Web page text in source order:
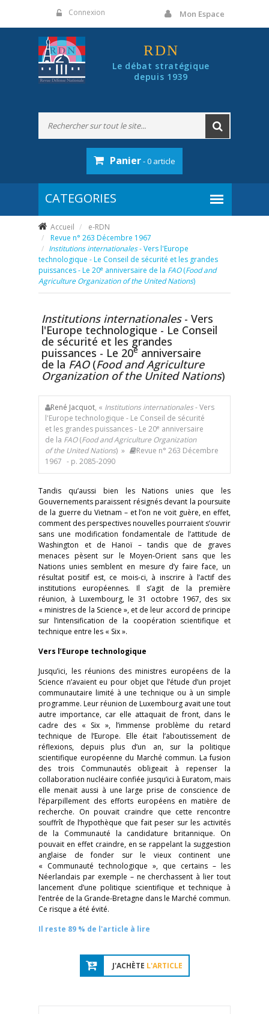
Connexion Mon Espace
RDN
Le débat stratégique
depuis 1939
Panier- 0 article
Accueil
e-RDN
Revue n° 263 Décembre 1967
Institutions internationales- Vers l'Europe
technologique - Le Conseil de sécurité et les grandes
puissances - Le 20e anniversaire de la FAO(Food and
Agriculture Organization of the United Nations)
Institutions internationales - Vers
l'Europe technologique - Le Conseil
de sécurité et les grandes
puissances - Le 20e anniversaire
de la FAO (Food and Agriculture
Organization of the United Nations)
René Jacquot, « Institutions internationales- Vers
l'Europe technologique - Le Conseil de sécurité
et les grandes puissances - Le 20e anniversaire
de la FAO(Food and Agriculture Organization
of the United Nations) »
Revue n° 263 Décembre
1967 - p. 2085-2090
Tandis qu’aussi bien les Nations unies que les
Gouvernements paraissent résignés devant la poursuite
de la guerre du Vietnam – et l’on ne voit guère, en effet,
comment des perspectives nouvelles pourraient s’ouvrir
sans une modification fondamentale de l’attitude de
Washington et de Hanoï – tandis que de graves
menaces pèsent sur le Moyen-Orient sans que les
Nations unies semblent en mesure d’y faire face, un
résultat positif est, ce mois-ci, à inscrire à l’actif des
institutions européennes. Il s’agit de la première
réunion, à Luxembourg, le 31 octobre 1967, des six
« ministres de la Science », et de leur accord de principe
sur l’intensification de la coopération scientifique et
technique entre les « Six ».
Vers l’Europe technologique
Jusqu’ici, les réunions des ministres européens de la
Science n’avaient eu pour objet que l’étude d’un projet
communautaire limité à une technique ou à un simple
programme. Leur réunion de Luxembourg avait une tout
autre importance, car elle attaquait de front, dans le
cadre des « Six », l’immense problème du retard
technique de l’Europe. Elle était l’aboutissement de
réflexions, depuis plus d’un an, sur la politique
scientifique européenne du Marché commun. La fusion
des trois Communautés obligeait à repenser la
collaboration nucléaire confiée jusqu’ici à Euratom, mais
elle menait aussi à une large prise de conscience de
l’éparpillement des efforts européens en matière de
recherche. On pouvait craindre que cette rencontre
souffrît de l’hypothèque que fait peser sur les activités
de la Communauté la candidature britannique. On
pouvait en effet craindre, en se rappelant la suggestion
anglaise de fonder sur le vieux continent une
« Communauté technologique », que certains – les
Néerlandais par exemple – ne cherchassent à lier tout
lancement d’une politique scientifique et technique à
l’entrée de la Grande-Bretagne dans le Marché commun.
Ce risque a été évité.
Il reste 89 % de l'article à lire
J'ACHÈTE L'ARTICLE